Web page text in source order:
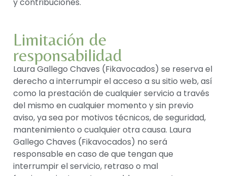
y contribuciones.
Limitación de
responsabilidad
Laura Gallego Chaves (Fikavocados) se reserva el
derecho a interrumpir el acceso a su sitio web, así
como la prestación de cualquier servicio a través
del mismo en cualquier momento y sin previo
aviso, ya sea por motivos técnicos, de seguridad,
mantenimiento o cualquier otra causa. Laura
Gallego Chaves (Fikavocados) no será
responsable en caso de que tengan que
interrumpir el servicio, retraso o mal